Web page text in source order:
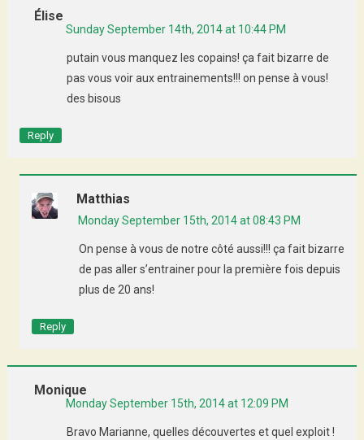
Élise
Sunday September 14th, 2014 at 10:44 PM
putain vous manquez les copains! ça fait bizarre de
pas vous voir aux entrainements!!! on pense à vous!
des bisous
Reply
Matthias
Monday September 15th, 2014 at 08:43 PM
On pense à vous de notre côté aussi!!! ça fait bizarre
de pas aller s’entrainer pour la première fois depuis
plus de 20 ans!
Reply
Monique
Monday September 15th, 2014 at 12:09 PM
Bravo Marianne, quelles découvertes et quel exploit !